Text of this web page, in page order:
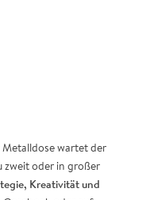
erschwingliche
geeignet
Urlaub zu einem
Erinnerungen sind
Metalldose wartet der
zweit oder in großer
Kreativität und